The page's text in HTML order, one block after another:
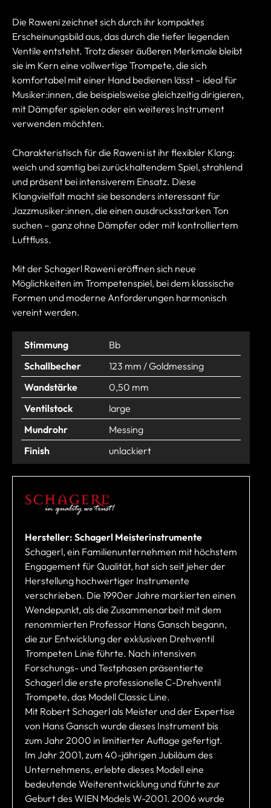
Die Raweni zeichnet sich durch ihr kompaktes
Erscheinungsbild aus, das durch die tiefer liegenden
Ventile entsteht. Trotz dieser äußeren Merkmale bleibt
sie im Kern eine vollwertige Trompete, die sich
komfortabel mit einer Hand bedienen lässt – ideal für
Musiker:innen, die beispielsweise gleichzeitig dirigieren,
mit Dämpfer spielen oder ein weiteres Instrument
verwenden möchten.
Charakteristisch für die Raweni ist ihr flexibler Klang:
weich und samtig bei zurückhaltendem Spiel, strahlend
und präsent bei intensiverem Einsatz. Diese
Klangvielfalt macht sie besonders interessant für
Jazzmusiker:innen, die einen ausdrucksstarken Ton
suchen – ganz ohne Dämpfer oder mit kontrolliertem
Luftfluss.
Mit der Schagerl Raweni eröffnen sich neue
Möglichkeiten im Trompetenspiel, bei dem klassische
Formen und moderne Anforderungen harmonisch
vereint werden.
Stimmung
Bb
Schallbecher
123 mm / Goldmessing
Wandstärke
0,50 mm
Ventilstock
large
Mundrohr
Messing
Finish
unlackiert
Hersteller: Schagerl Meisterinstrumente
Schagerl, ein Familienunternehmen mit höchstem
Engagement für Qualität, hat sich seit jeher der
Herstellung hochwertiger Instrumente
verschrieben. Die 1990er Jahre markierten einen
Wendepunkt, als die Zusammenarbeit mit dem
renommierten Professor Hans Gansch begann,
die zur Entwicklung der exklusiven Drehventil
Trompeten Linie führte. Nach intensiven
Forschungs- und Testphasen präsentierte
Schagerl die erste professionelle C-Drehventil
Trompete, das Modell Classic Line.
Mit Robert Schagerl als Meister und der Expertise
von Hans Gansch wurde dieses Instrument bis
zum Jahr 2000 in limitierter Auflage gefertigt.
Im Jahr 2001, zum 40-jährigen Jubiläum des
Unternehmens, erlebte dieses Modell eine
bedeutende Weiterentwicklung und führte zur
Geburt des WIEN Models W-2001. 2006 wurde